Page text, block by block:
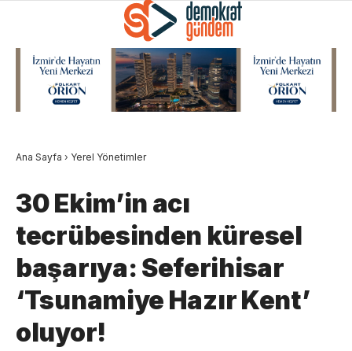
Ana Sayfa › Yerel Yönetimler
30 Ekim’in acı
tecrübesinden küresel
başarıya: Seferihisar
‘Tsunamiye Hazır Kent’
oluyor!